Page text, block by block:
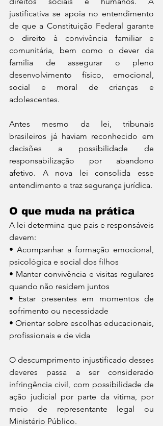
justificativa se apoia no entendimento
de que a Constituição Federal garante
o direito à convivência familiar e
comunitária, bem como o dever da
família de assegurar o pleno
desenvolvimento físico, emocional,
social e moral de crianças e
adolescentes.
Antes mesmo da lei, tribunais
brasileiros já haviam reconhecido em
decisões a possibilidade de
responsabilização por abandono
afetivo. A nova lei consolida esse
entendimento e traz segurança jurídica.
O que muda na prática
A lei determina que pais e responsáveis
devem:
• Acompanhar a formação emocional,
psicológica e social dos filhos
• Manter convivência e visitas regulares
quando não residem juntos
• Estar presentes em momentos de
sofrimento ou necessidade
• Orientar sobre escolhas educacionais,
profissionais e de vida
O descumprimento injustificado desses
deveres passa a ser considerado
infringência civil, com possibilidade de
ação judicial por parte da vítima, por
meio de representante legal ou
Ministério Público.